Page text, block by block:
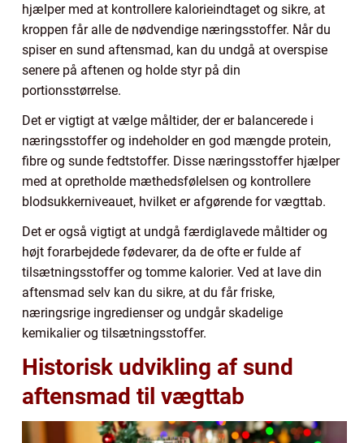
hjælper med at kontrollere kalorieindtaget og sikre, at
kroppen får alle de nødvendige næringsstoffer. Når du
spiser en sund aftensmad, kan du undgå at overspise
senere på aftenen og holde styr på din
portionsstørrelse.
Det er vigtigt at vælge måltider, der er balancerede i
næringsstoffer og indeholder en god mængde protein,
fibre og sunde fedtstoffer. Disse næringsstoffer hjælper
med at opretholde mæthedsfølelsen og kontrollere
blodsukkerniveauet, hvilket er afgørende for vægttab.
Det er også vigtigt at undgå færdiglavede måltider og
højt forarbejdede fødevarer, da de ofte er fulde af
tilsætningsstoffer og tomme kalorier. Ved at lave din
aftensmad selv kan du sikre, at du får friske,
næringsrige ingredienser og undgår skadelige
kemikalier og tilsætningsstoffer.
Historisk udvikling af sund
aftensmad til vægttab